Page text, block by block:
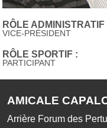
RÔLE ADMINISTRATIF
VICE-PRÉSIDENT
RÔLE SPORTIF :
PARTICIPANT
AMICALE
Arrière Forum des